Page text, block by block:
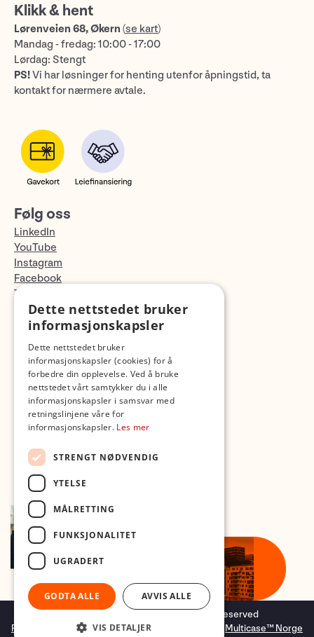
Klikk & hent
Lørenveien 68, Økern (se kart)
Mandag - fredag: 10:00 - 17:00
Lørdag: Stengt
PS!Vi har løsninger for henting utenfor åpningstid, ta
kontakt for nærmere avtale.
Følg oss
LinkedIn
YouTube
Instagram
Facebook
TikTok
Fotopodden
Copyright © 2026 Foto.no - All rights reserved
Forretningssystemog nettbutikkløsning
Multicase™ Norge
Dette nettstedet bruker
informasjonskapsler
Dette nettstedet bruker
informasjonskapsler (cookies) for å
forbedre din opplevelse. Ved å bruke
nettstedet vårt samtykker du i alle
informasjonskapsler i samsvar med
retningslinjene våre for
informasjonskapsler. Les mer
STRENGT NØDVENDIG
YTELSE
MÅLRETTING
FUNKSJONALITET
UGRADERT
GODTA ALLE AVVIS ALLE
VIS DETALJER